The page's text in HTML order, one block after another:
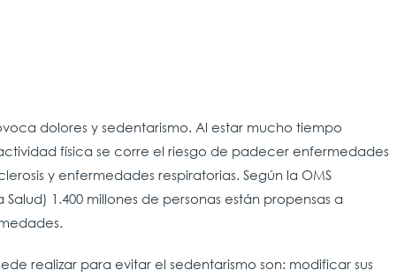
dolores y sedentarismo. Al estar mucho tiempo
física se corre el riesgo de padecer enfermedades
y enfermedades respiratorias. Según la OMS
1.400 millones de personas están propensas a
realizar para evitar el sedentarismo son: modificar sus